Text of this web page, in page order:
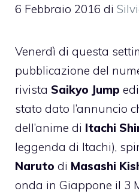
6 Febbraio 2016 di
Venerdì di questa
pubblicazione del
rivista Saikyo Jump
stato dato l’annuncio
dell’anime di Itachi
leggenda di Itachi),
Naruto di Masashi
onda in Giappone il 3